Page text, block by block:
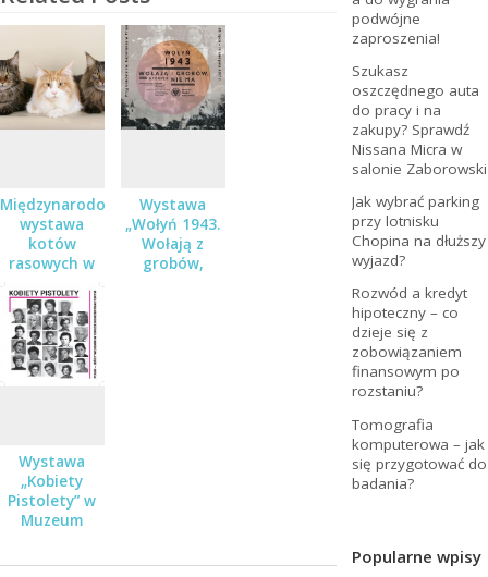
Międzynarodowa
wystawa
kotów
rasowych w
października
Wystawa
„Wołyń 1943.
Wołają z
grobów,
Wystawa
„Kobiety
Pistolety” w
Muzeum
podwójne
zaproszenia!
Szukasz
oszczędnego auta
do pracy i na
zakupy? Sprawdź
Nissana Micra w
salonie Zaborowski
Jak wybrać parking
przy lotnisku
Chopina na dłuższy
wyjazd?
Rozwód a kredyt
hipoteczny – co
dzieje się z
zobowiązaniem
finansowym po
rozstaniu?
Tomografia
komputerowa – jak
się przygotować do
badania?
Popularne wpisy